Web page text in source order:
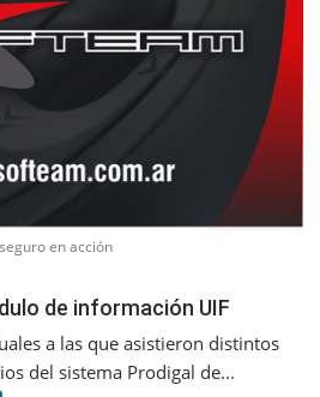
en acción
de información UIF
a las que asistieron distintos
del sistema Prodigal de...